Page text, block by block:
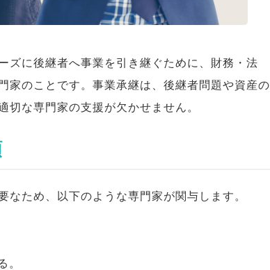
ズに後継者へ事業を引き継ぐために、財務・法
家のことです。事業承継は、後継者問題や資産の
切な専門家の支援が欠かせません。
ため、以下のような専門家が関与します。
。